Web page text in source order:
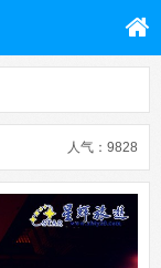
人气：9828